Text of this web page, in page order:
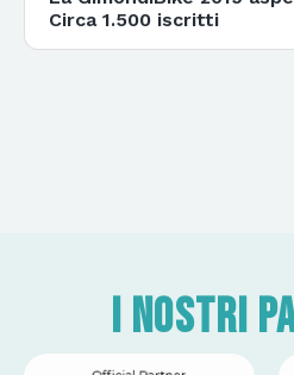
Circa 1.500 iscritti
I nostri